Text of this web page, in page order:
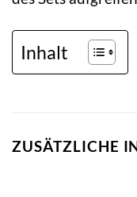
Inhalt
ZUSÄTZLICHE